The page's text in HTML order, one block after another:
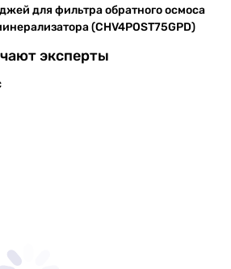
для фильтра обратного осмоса
(CHV4POST75GPD)
эксперты